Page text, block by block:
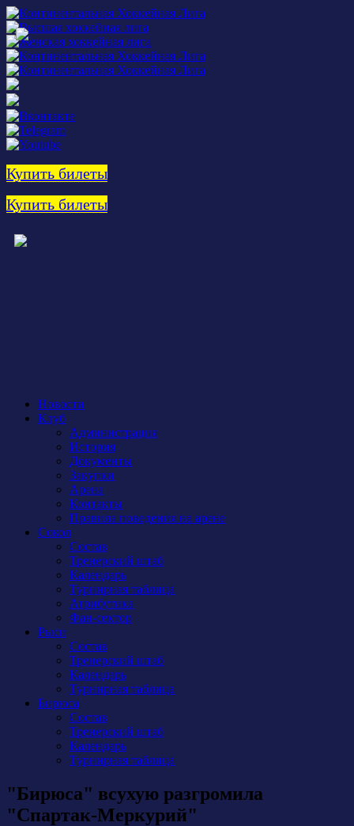
Купить билеты
Купить билеты
Новости
Клуб
Администрация
История
Документы
Закупки
Арена
Контакты
Правила поведения на арене
Сокол
Состав
Тренерский штаб
Календарь
Турнирная таблица
Атрибутика
Фан-сектор
Рыси
Состав
Тренерский штаб
Календарь
Турнирная таблица
Бирюса
Состав
Тренерский штаб
Календарь
Турнирная таблица
"Бирюса" всухую разгромила
"Спартак-Меркурий"